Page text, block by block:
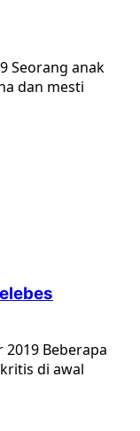
Seorang anak
dan mesti
2019 Beberapa
di awal